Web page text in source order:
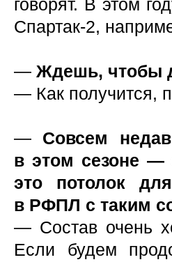
говорят. В этом
Спартак-2,
— Ждешь, чтобы
— Как получится,
— Совсем
в этом сезоне —
это потолок
в РФПЛ с таким
— Состав очень
Если будем